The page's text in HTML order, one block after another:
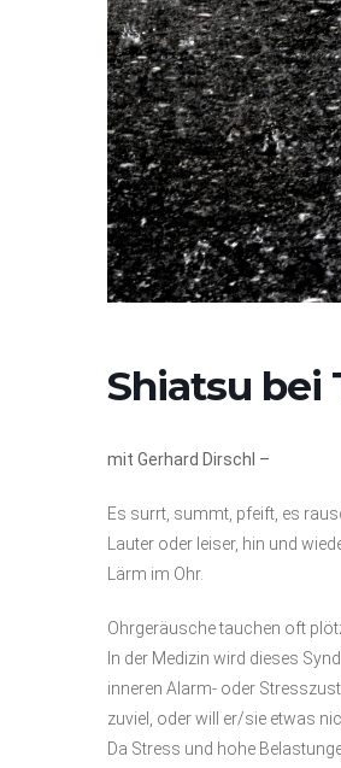
Shiatsu bei
mit Gerhard Dirschl –
Es surrt, summt, pfeift, es
Lauter oder leiser, hin und
Lärm im Ohr.
Ohrgeräusche tauchen oft
In der Medizin wird dieses
inneren Alarm- oder
zuviel, oder will er/sie etwas
Da Stress und hohe